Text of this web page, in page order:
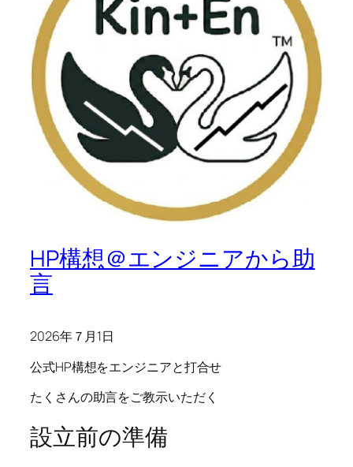
HP構想＠エンジニアから助
言
2026年７月1日
公式HP構想をエンジニアと打合せ
たくさんの助言をご教示いただく
設立前の準備